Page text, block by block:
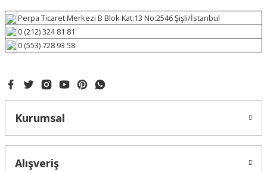
Perpa Ticaret Merkezi B Blok Kat:13 No:2546 Şişli/İstanbul
0 (212) 324 81 81
0 (553) 728 93 58
Kurumsal
Alışveriş